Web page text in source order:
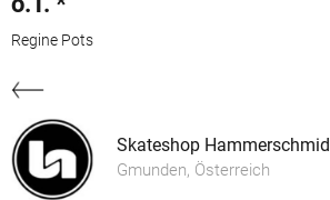
Regine Pots
Skateshop Hammerschmid
Gmunden, Österreich